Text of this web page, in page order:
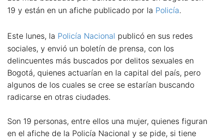
19 y están en un afiche publicado por la Policía.
Este lunes, la Policía Nacional publicó en sus redes
sociales, y envió un boletín de prensa, con los
delincuentes más buscados por delitos sexuales en
Bogotá, quienes actuarían en la capital del país, pero
algunos de los cuales se cree se estarían buscando
radicarse en otras ciudades.
Son 19 personas, entre ellos una mujer, quienes figuran
en el afiche de la Policía Nacional y se pide, si tiene